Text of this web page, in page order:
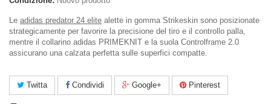
Le adidas predator 24 elite alette in gomma Strikeskin sono posizionate
strategicamente per favorire la precisione del tiro e il controllo palla,
mentre il collarino adidas PRIMEKNIT e la suola Controlframe 2.0
assicurano una calzata perfetta sulle superfici compatte.
Twitta Condividi Google+ Pinterest